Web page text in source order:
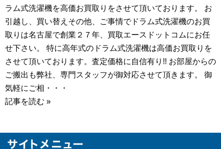
ラム式洗濯機を高価お買取りをさせて頂いております。 お
引越し、買い替えその他、ご事情でドラム式洗濯機のお買
取りは名古屋で創業２７年、買取エースドットコムにお任
せ下さい。 特に高年式のドラム式洗濯機は高価お買取りを
させて頂いております。査定価格に自信有り!! お部屋からの
ご搬出も弊社、専門スタッフが御対応させて頂きます。 御
気軽にご相・・・
記事を読む »